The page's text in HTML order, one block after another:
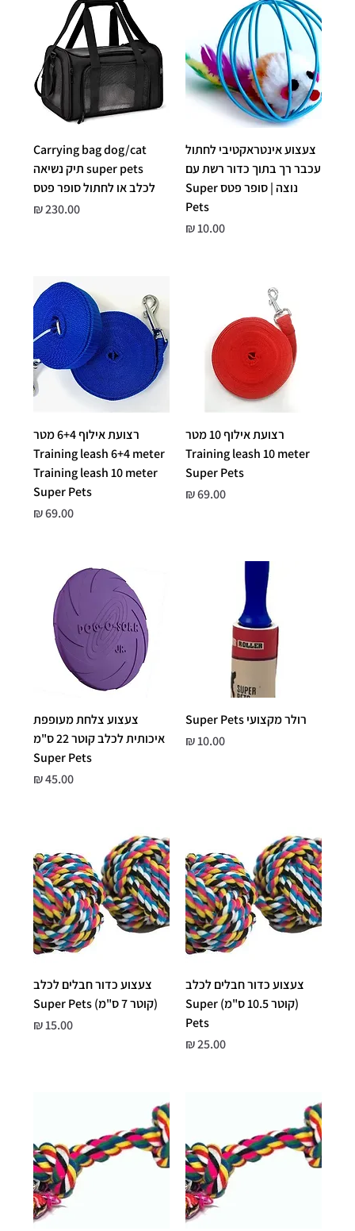
צעצוע אינטראקטיבי לחתול
עכבר רך בתוך כדור רשת עם
נוצה | סופר פטס Super
Pets
מחיר
Carrying bag dog/cat
super pets תיק נשיאה
לכלב או לחתול סופר פטס
מחיר
רצועת אילוף 10 מטר
Training leash 10 meter
Super Pets
מחיר
רצועת אילוף 6+4 מטר
Training leash 6+4 meter
Training leash 10 meter
Super Pets
מחיר
רולר מקצועי Super Pets
מחיר
צעצוע צלחת מעופפת
איכותית לכלב קוטר 22 ס"מ
Super Pets
מחיר
צעצוע כדור חבלים לכלב
(קוטר 10.5 ס"מ) Super
Pets
מחיר
צעצוע כדור חבלים לכלב
(קוטר 7 ס"מ) Super Pets
מחיר